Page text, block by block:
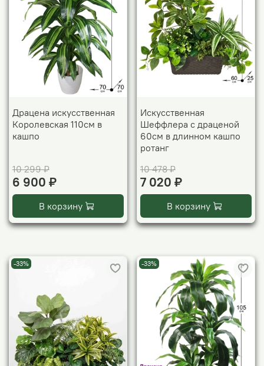
Драцена искусственная
Королевская 110см в
кашпо
10 299 ₽
6 900 ₽
В корзину
Искусственная
Шеффлера с драценой
60см в длинном кашпо
ротанг
10 478 ₽
7 020 ₽
В корзину
-33% -33%